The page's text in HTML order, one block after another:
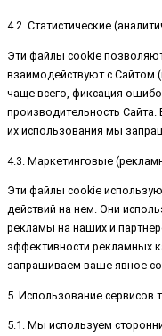
4.2. Статистические
Эти файлы cookie
взаимодействуют с Сайтом
чаще всего, фиксация
производительность
их использования мы
4.3. Маркетинговые
Эти файлы cookie
действий на нем. Они
рекламы на наших и
эффективности рекламных
запрашиваем ваше явное
5. Использование сервисов
5.1. Мы используем